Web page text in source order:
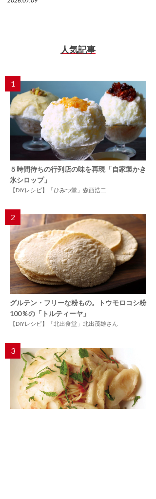
人気記事
1
５時間待ちの行列店の味を再現「自家製かき
氷シロップ」
【DIYレシピ】「ひみつ堂」森西浩二
2
グルテン・フリーな粉もの。トウモロコシ粉
100％の「トルティーヤ」
【DIYレシピ】「北出食堂」北出茂雄さん
3